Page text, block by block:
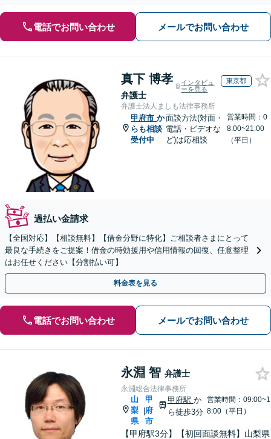
電話でお問い合わせ メールでお問い合わせ
真下 博孝
弁護士
インタビュ
ーを見る
東京都
弁護士法人ましも法律事務所
甲府市 か
らも相談
受付中
面談方法(対面・
電話・ビデオな
ど)は応相談
営業時間：0
8:00~21:00
（平日）
過払い金請求
【全国対応】【相談無料】【借金分野に特化】ご相談者さまにとって
最良な手続きをご提案！借金の時効援用や信用情報の回復、任意整理
はお任せください【分割払い可】
料金表を見る
電話でお問い合わせ メールでお問い合わせ
永淵 智 弁護士
永淵総合法律事務所
山
梨
県
|
甲
府
市
甲府駅 か
ら徒歩3分
営業時間：09:00~1
8:00（平日）
【甲府駅3分】【初回面談無料】山梨県